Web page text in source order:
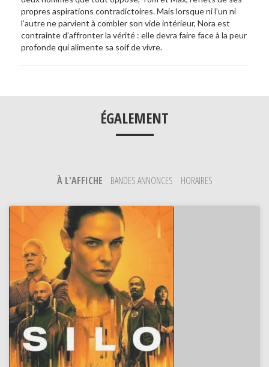
propres aspirations contradictoires. Mais lorsque ni l’un ni
l’autre ne parvient à combler son vide intérieur, Nora est
contrainte d’affronter la vérité : elle devra faire face à la peur
profonde qui alimente sa soif de vivre.
ÉGALEMENT
___
À L'AFFICHE BANDES ANNONCES HORAIRES